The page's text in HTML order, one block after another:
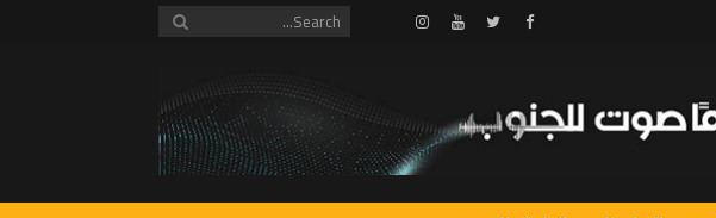
Facebook
Twitter
Youtube
Instagram